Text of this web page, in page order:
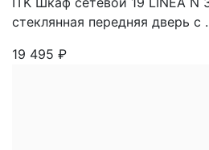
стеклянная передняя дверь с
19 495 ₽